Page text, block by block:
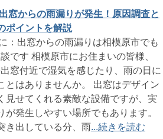
窓からの雨漏りが発生！原因調査と
ポイントを解説
：出窓からの雨漏りは相模原市でも
です 相模原市にお住まいの皆様、
窓付近で湿気を感じたり、雨の日に
とはありませんか。 出窓はデザイン
見せてくれる素敵な設備ですが、実
が発生しやすい場所でもあります。
き出している分、雨...続きを読む